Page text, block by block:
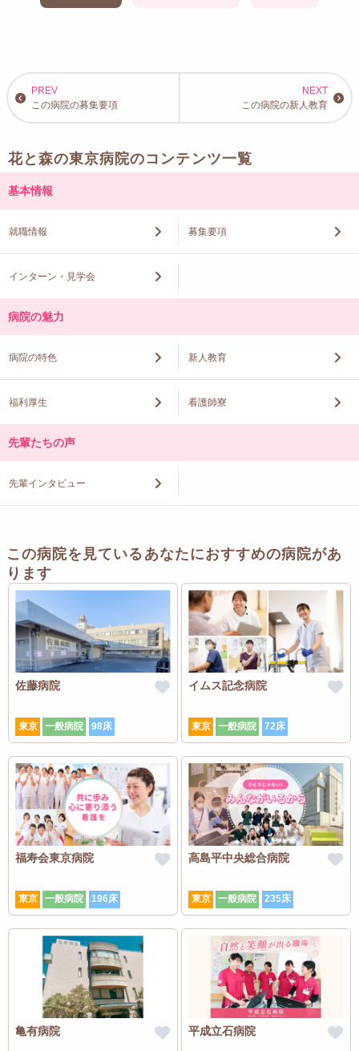
この病院の募集要項 この病院の新人教育
花と森の東京病院のコンテンツ一覧
基本情報
就職情報 募集要項
インターン・見学会
病院の魅力
病院の特色 新人教育
福利厚生 看護師寮
先輩たちの声
先輩インタビュー
この病院を見ているあなたにおすすめの病院があ
ります
佐藤病院
東京 一般病院 98床
イムス記念病院
東京 一般病院 72床
福寿会東京病院
東京 一般病院 196床
高島平中央総合病院
東京 一般病院 235床
亀有病院 平成立石病院